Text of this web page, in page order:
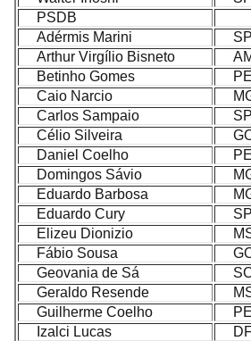
PSDB
Adérmis Marini
SP
Arthur Virgílio Bisneto
Betinho Gomes
PE
Caio Narcio
Carlos Sampaio
SP
Célio Silveira
Daniel Coelho
PE
Domingos Sávio
Eduardo Barbosa
Eduardo Cury
SP
Elizeu Dionizio
Fábio Sousa
Geovania de Sá
Geraldo Resende
Guilherme Coelho
PE
Izalci Lucas